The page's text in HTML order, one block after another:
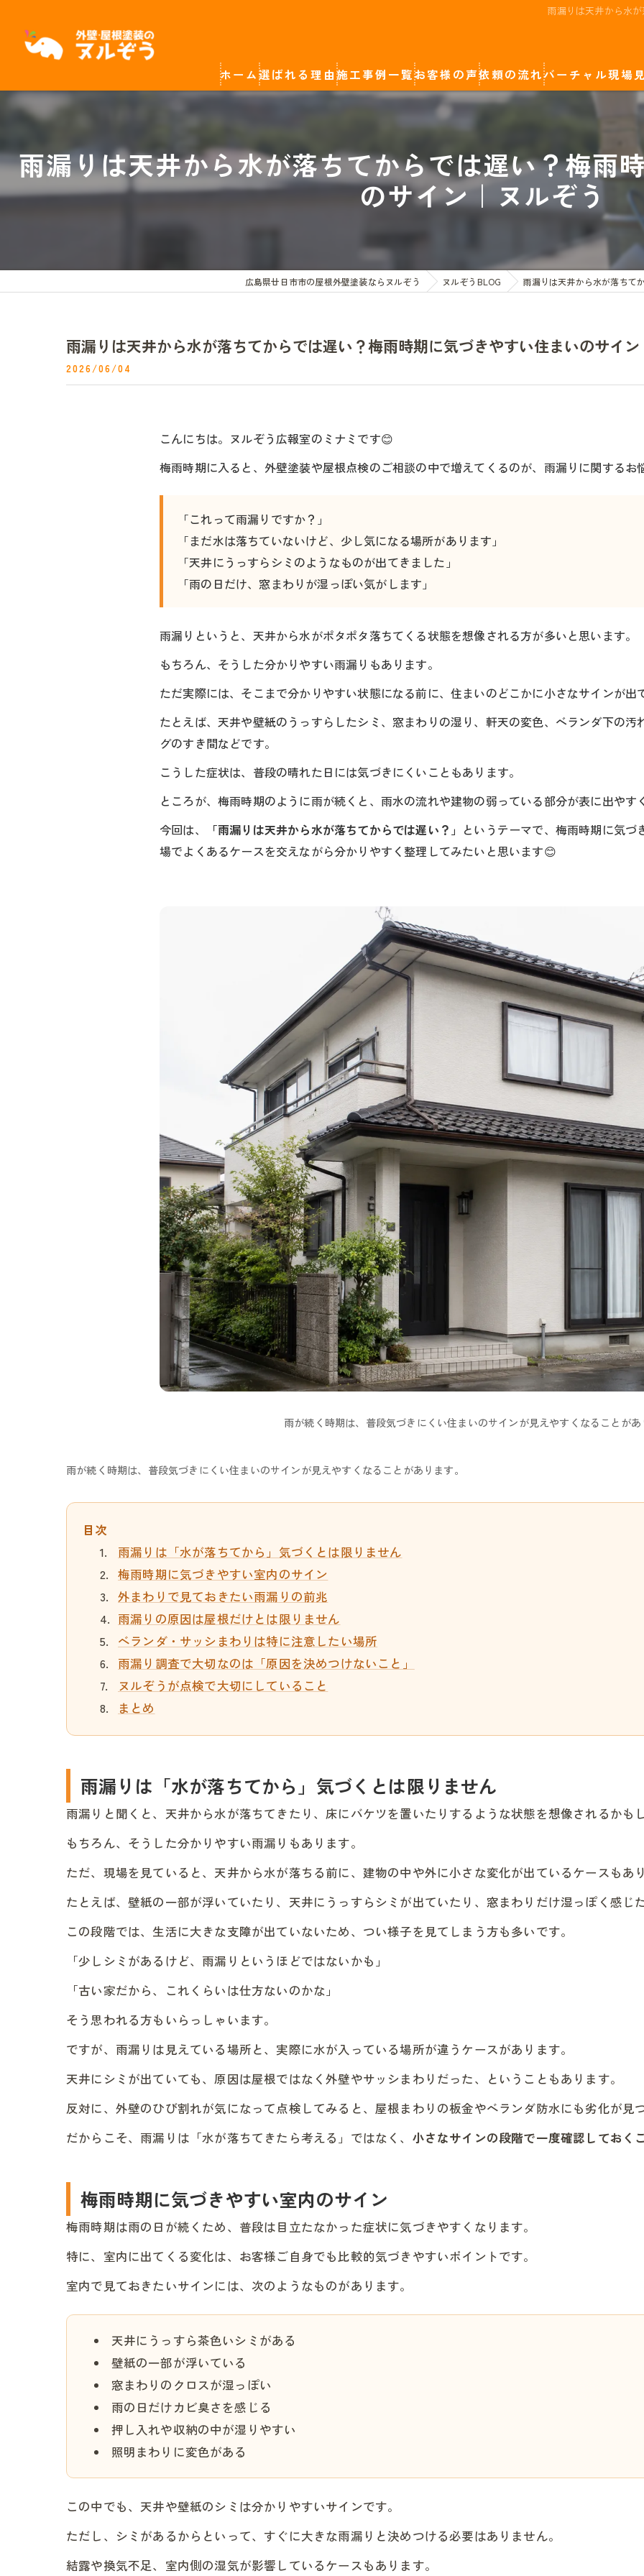
雨漏りは天井から水
ホーム選ばれる理由施工事例一覧
廿日市市の屋根外壁塗装
岩国市の屋根外壁塗装
広島市の屋根外壁塗装
お客様の声依頼の流れバーチャル現場
雨漏りは天井から水が落ちてからでは遅い？梅雨
のサイン｜ヌルぞう
広島県廿日市市の屋根外壁塗装ならヌルぞう ヌルぞうBLOG 雨漏りは天井から水が落ちて
雨漏りは天井から水が落ちてからでは遅い？梅雨時期に気づきやすい住まいのサイ
2026/06/04
こんにちは。ヌルぞう広報室のミナミです😊
梅雨時期に入ると、外壁塗装や屋根点検のご相談の中で増えてくるのが、雨漏りに関するお
「これって雨漏りですか？」
「まだ水は落ちていないけど、少し気になる場所があります」
「天井にうっすらシミのようなものが出てきました」
「雨の日だけ、窓まわりが湿っぽい気がします」
雨漏りというと、天井から水がポタポタ落ちてくる状態を想像される方が多いと思います。
もちろん、そうした分かりやすい雨漏りもあります。
ただ実際には、そこまで分かりやすい状態になる前に、住まいのどこかに小さなサインが出
たとえば、天井や壁紙のうっすらしたシミ、窓まわりの湿り、軒天の変色、ベランダ下の汚
グのすき間などです。
こうした症状は、普段の晴れた日には気づきにくいこともあります。
ところが、梅雨時期のように雨が続くと、雨水の流れや建物の弱っている部分が表に出やす
今回は、
「雨漏りは天井から水が落ちてからでは遅い？」 というテーマで、梅雨時期に気
場でよくあるケースを交えながら分かりやすく整理してみたいと思います😊
雨が続く時期は、普段気づきにくい住まいのサインが見えやすくなることが
雨が続く時期は、普段気づきにくい住まいのサインが見えやすくなることがあります。
目次
雨漏りは「水が落ちてから」気づくとは限りません
梅雨時期に気づきやすい室内のサイン
外まわりで見ておきたい雨漏りの前兆
雨漏りの原因は屋根だけとは限りません
ベランダ・サッシまわりは特に注意したい場所
雨漏り調査で大切なのは「原因を決めつけないこと」
ヌルぞうが点検で大切にしていること
まとめ
雨漏りは「水が落ちてから」気づくとは限りません
雨漏りと聞くと、天井から水が落ちてきたり、床にバケツを置いたりするような状態を想像されるかも
もちろん、そうした分かりやすい雨漏りもあります。
ただ、現場を見ていると、天井から水が落ちる前に、建物の中や外に小さな変化が出ているケースもあ
たとえば、壁紙の一部が浮いていたり、天井にうっすらシミが出ていたり、窓まわりだけ湿っぽく感じ
この段階では、生活に大きな支障が出ていないため、つい様子を見てしまう方も多いです。
「少しシミがあるけど、雨漏りというほどではないかも」
「古い家だから、これくらいは仕方ないのかな」
そう思われる方もいらっしゃいます。
ですが、雨漏りは見えている場所と、実際に水が入っている場所が違うケースがあります。
天井にシミが出ていても、原因は屋根ではなく外壁やサッシまわりだった、ということもあります。
反対に、外壁のひび割れが気になって点検してみると、屋根まわりの板金やベランダ防水にも劣化が見
だからこそ、雨漏りは「水が落ちてきたら考える」ではなく、 小さなサインの段階で一度確認しておく
梅雨時期に気づきやすい室内のサイン
梅雨時期は雨の日が続くため、普段は目立たなかった症状に気づきやすくなります。
特に、室内に出てくる変化は、お客様ご自身でも比較的気づきやすいポイントです。
室内で見ておきたいサインには、次のようなものがあります。
天井にうっすら茶色いシミがある
壁紙の一部が浮いている
窓まわりのクロスが湿っぽい
雨の日だけカビ臭さを感じる
押し入れや収納の中が湿りやすい
照明まわりに変色がある
この中でも、天井や壁紙のシミは分かりやすいサインです。
ただし、シミがあるからといって、すぐに大きな雨漏りと決めつける必要はありません。
結露や換気不足、室内側の湿気が影響しているケースもあります。